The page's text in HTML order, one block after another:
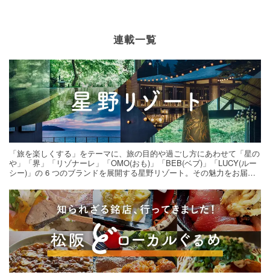
連載一覧
「旅を楽しくする」をテーマに、旅の目的や過ごし方にあわせて「星の
や」「界」「リゾナーレ」「OMO(おも)」「BEB(ベブ)」「LUCY(ルー
シー)」の 6 つのブランドを展開する星野リゾート。その魅力をお届け